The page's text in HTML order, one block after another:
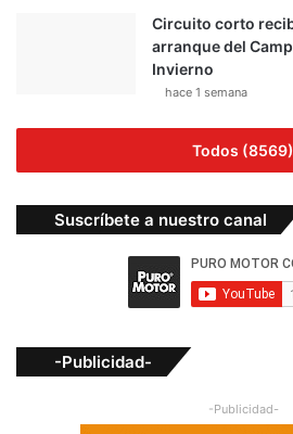
Circuito corto
arranque del
Invierno
hace 1 semana
Todos (8569)
Suscríbete a nuestro canal
-Publicidad-
-Publicidad-